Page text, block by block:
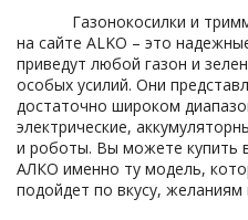
Газонокосилки и
на сайте ALKO – это
приведут любой газон и
особых усилий. Они
достаточно широком
электрические,
и роботы. Вы можете купить
АЛКО именно ту модель,
подойдет по вкусу,